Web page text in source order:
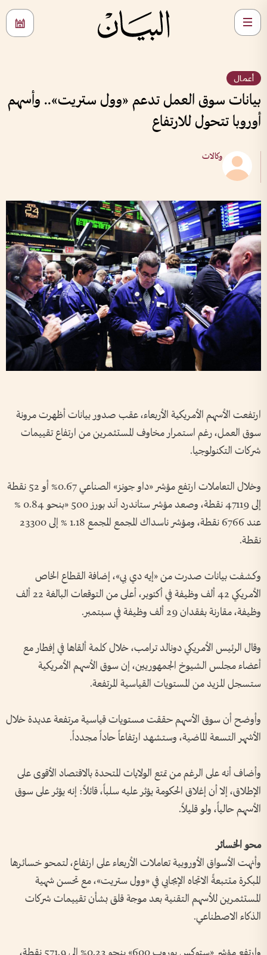
أعمال
بيانات سوق العمل تدعم «وول ستريت».. وأسهم
أوروبا تتحول للارتفاع
وكالات
ارتفعت الأسهم الأمريكية الأربعاء، عقب صدور بيانات أظهرت مرونة
سوق العمل، رغم استمرار مخاوف المستثمرين من ارتفاع تقييمات
شركات التكنولوجيا.
وخلال التعاملات ارتفع مؤشر «داو جونز» الصناعي 0.67% أو 52 نقطة
إلى 47119 نقطة، وصعد مؤشر ستاندرد آند بورز 500 «بنحو 0.84 %
عند 6766 نقطة، ومؤشر ناسداك المجمع المجمع 1.18 % إلى 23300
نقطة.
وكشفت بيانات صدرت من «إيه دي بي»، إضافة القطاع الخاص
الأمريكي 42 ألف وظيفة في أكتوبر، أعلى من التوقعات البالغة 22 ألف
وظيفة، مقارنة بفقدان 29 ألف وظيفة في سبتمبر.
وقال الرئيس الأمريكي دونالد ترامب، خلال كلمة ألقاها في إفطار مع
أعضاء مجلس الشيوخ الجمهوريين، إن سوق الأسهم الأمريكية
ستسجل المزيد من المستويات القياسية المرتفعة.
وأوضح أن سوق الأسهم حققت مستويات قياسية مرتفعة عديدة خلال
الأشهر التسعة الماضية، وستشهد ارتفاعاً حاداً مجدداً.
وأضاف أنه على الرغم من تمتع الولايات المتحدة بالاقتصاد الأقوى على
الإطلاق، إلا أن إغلاق الحكومة يؤثر عليه سلباً، قائلاً: إنه يؤثر على سوق
الأسهم حالياً، ولو قليلاً.
محو الخسائر
وأنهت الأسواق الأوروبية تعاملات الأربعاء على ارتفاع، لتمحو خسائرها
المبكرة متتبعةً الاتجاه الإيجابي في «وول ستريت»، مع تحسن شهية
المستثمرين للأسهم التقنية بعد موجة قلق بشأن تقييمات شركات
الذكاء الاصطناعي.